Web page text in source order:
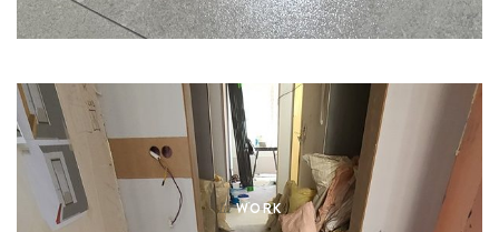
In WORK